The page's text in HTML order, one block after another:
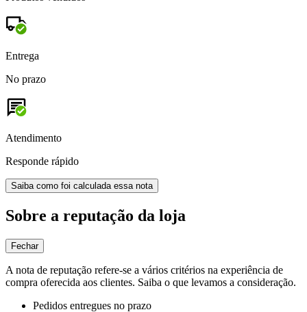
Entrega
No prazo
Atendimento
Responde rápido
Saiba como foi calculada essa nota
Sobre a reputação da loja
Fechar
A nota de reputação refere-se a vários critérios na experiência de
compra oferecida aos clientes. Saiba o que levamos a consideração.
Pedidos entregues no prazo